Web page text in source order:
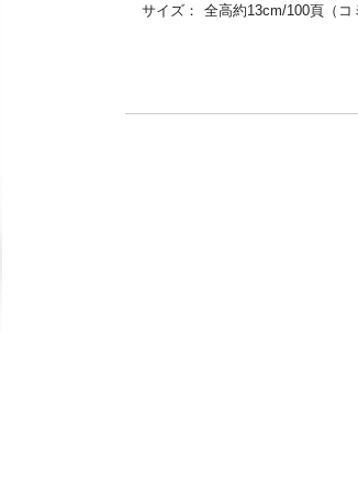
サイズ：
全高約13cm/100頁（コ